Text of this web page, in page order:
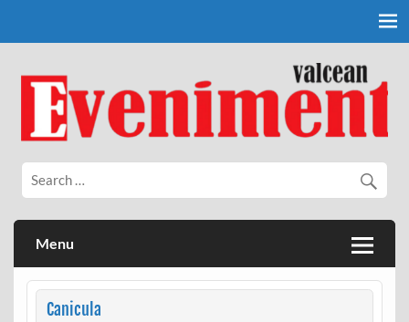
Eveniment Valcean
Menu
Canicula